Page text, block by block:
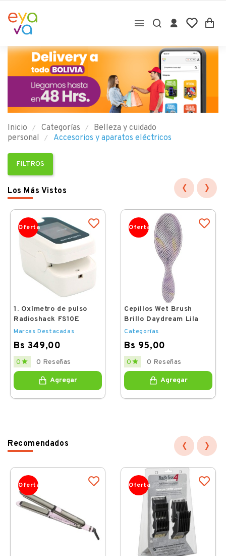

Inicio Categorías
Belleza y cuidado
personal
Accesorios y aparatos eléctricos
FILTROS
Los Más Vistos
Oferta
1. Oxímetro de pulso
Radioshack FS10E
Marcas Destacadas
Bs 349,00
Price
0  0 Reseñas
Agregar
Oferta
Cepillos Wet Brush
Brillo Daydream Lila
Categorías
Bs 95,00
Price
0  0 Reseñas
Agregar
‹ ›
Recomendados
Oferta Oferta
‹ ›